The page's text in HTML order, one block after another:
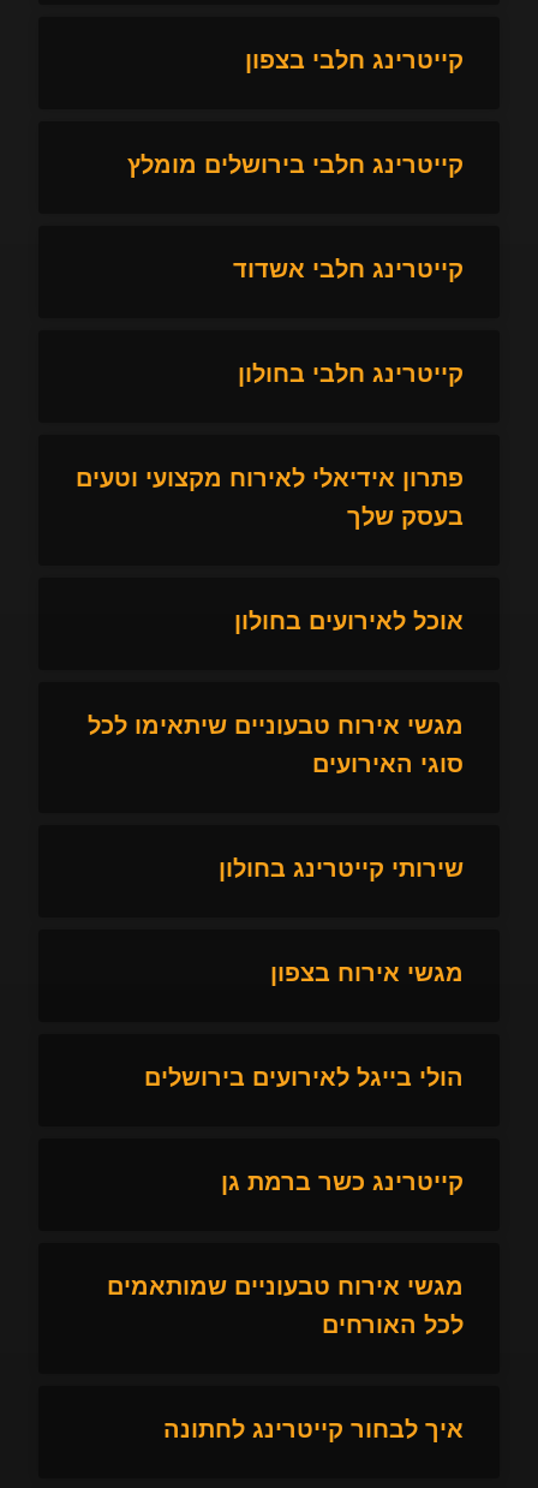
קייטרינג חלבי בצפון
קייטרינג חלבי בירושלים מומלץ
קייטרינג חלבי אשדוד
קייטרינג חלבי בחולון
פתרון אידיאלי לאירוח מקצועי וטעים
בעסק שלך
אוכל לאירועים בחולון
מגשי אירוח טבעוניים שיתאימו לכל
סוגי האירועים
שירותי קייטרינג בחולון
מגשי אירוח בצפון
הולי בייגל לאירועים בירושלים
קייטרינג כשר ברמת גן
מגשי אירוח טבעוניים שמותאמים
לכל האורחים
איך לבחור קייטרינג לחתונה